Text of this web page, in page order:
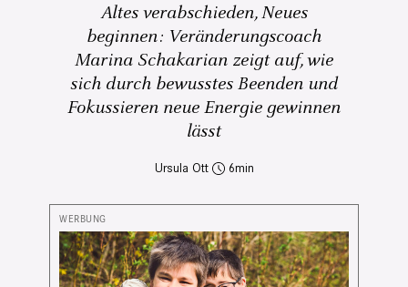
Altes verabschieden, Neues
beginnen: Veränderungscoach
Marina Schakarian zeigt auf, wie
sich durch bewusstes Beenden und
Fokussieren neue Energie gewinnen
lässt
Ursula Ott 6